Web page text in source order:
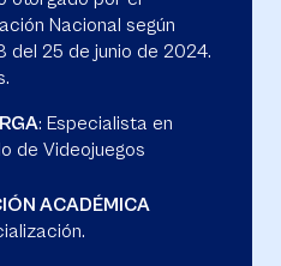
Nacional según
del 25 de junio de 2024.
: Especialista en
de Videojuegos
ACADÉMICA